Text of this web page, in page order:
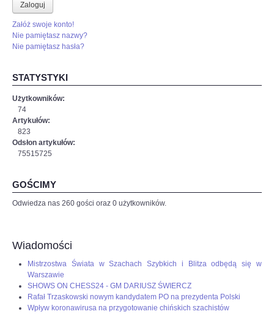
Zaloguj
Załóż swoje konto!
Nie pamiętasz nazwy?
Nie pamiętasz hasła?
STATYSTYKI
Użytkowników:
74
Artykułów:
823
Odsłon artykułów:
75515725
GOŚCIMY
Odwiedza nas 260 gości oraz 0 użytkowników.
Wiadomości
Mistrzostwa Świata w Szachach Szybkich i Blitza odbędą się w
Warszawie
SHOWS ON CHESS24 - GM DARIUSZ ŚWIERCZ
Rafał Trzaskowski nowym kandydatem PO na prezydenta Polski
Wpływ koronawirusa na przygotowanie chińskich szachistów